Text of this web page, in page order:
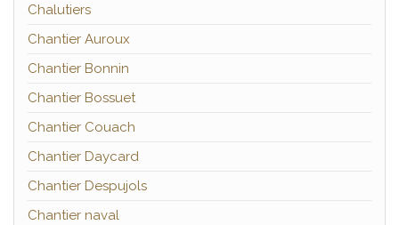
Chalutiers
Chantier Auroux
Chantier Bonnin
Chantier Bossuet
Chantier Couach
Chantier Daycard
Chantier Despujols
Chantier naval